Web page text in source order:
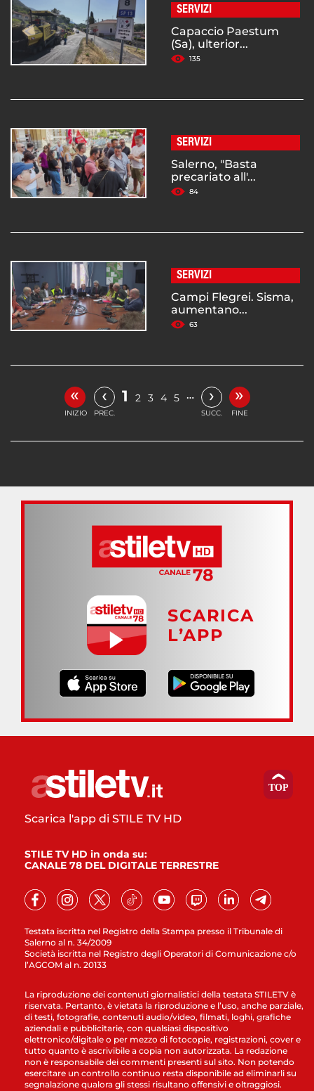
SERVIZI
Capaccio Paestum
(Sa), ulterior...
135
SERVIZI
Salerno, "Basta
precariato all'...
84
SERVIZI
Campi Flegrei. Sisma,
aumentano...
63
«
INIZIO
‹
PREC.
1 2 3 4 5 … ›
SUCC.
»
FINE
SCARICA
L’APP
Testata iscritta nel Registro della Stampa presso il Tribunale di
Salerno al n. 34/2009
Società iscritta nel Registro degli Operatori di Comunicazione c/o
l’AGCOM al n. 20133
Scarica l'app di STILE TV HD
STILE TV HD in onda su:
CANALE 78 DEL DIGITALE TERRESTRE
La riproduzione dei contenuti giornalistici della testata STILETV è
riservata. Pertanto, è vietata la riproduzione e l’uso, anche parziale,
di testi, fotografie, contenuti audio/video, filmati, loghi, grafiche
aziendali e pubblicitarie, con qualsiasi dispositivo
elettronico/digitale o per mezzo di fotocopie, registrazioni, cover e
tutto quanto è ascrivibile a copia non autorizzata. La redazione
non è responsabile dei commenti presenti sul sito. Non potendo
esercitare un controllo continuo resta disponibile ad eliminarli su
segnalazione qualora gli stessi risultano offensivi e oltraggiosi.